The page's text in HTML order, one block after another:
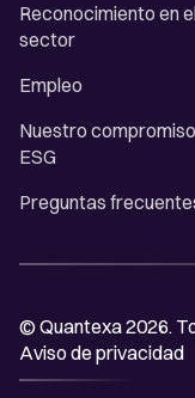
Reconocimiento en
sector
Empleo
Nuestro
ESG
Preguntas
© Quantexa 2026.
Aviso de privacidad